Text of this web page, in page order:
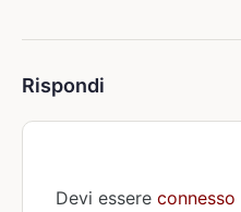
Rispondi
Devi essere connesso